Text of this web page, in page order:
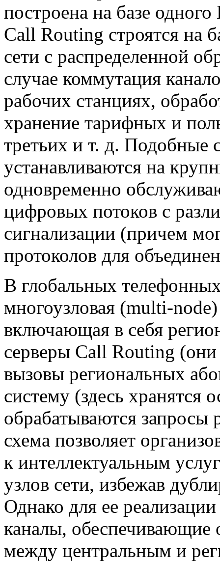
построена на базе
Call Routing строятся на
сети с распределенной
случае коммутация
рабочих станциях,
хранение тарифных и
третьих и т. д. Подобные
устанавливаются на
одновременно
цифровых потоков с
сигнализации (причем
протоколов для
В глобальных
многоузловая (multi-
включающая в себя
серверы Call Routing
вызовы региональных
систему (здесь хранятся
обрабатываются запросы
схема позволяет
к интеллектуальным
узлов сети, избежав
Однако для ее
каналы,
между центральным и